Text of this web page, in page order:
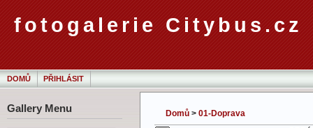
fotogalerie Citybus.cz
DOMŮ PŘIHLÁSIT
Gallery Menu Domů > 01-Doprava